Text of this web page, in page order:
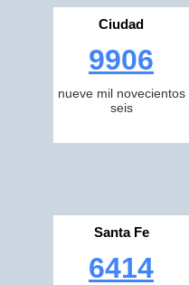
Ciudad
9906
nueve mil novecientos
seis
Santa Fe
6414